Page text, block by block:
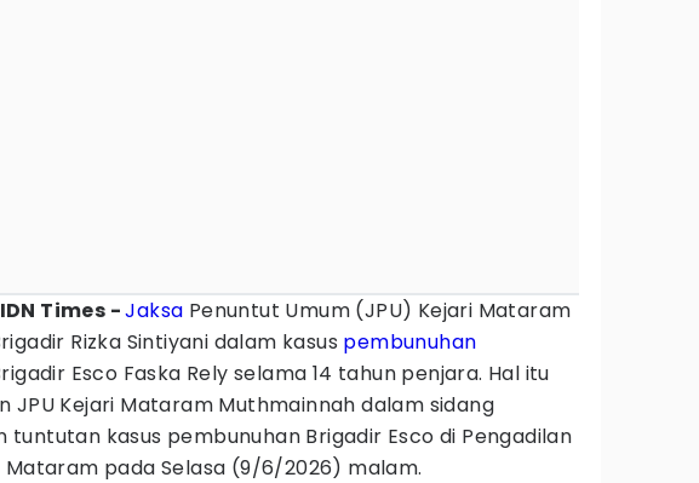
Times -Jaksa Penuntut Umum (JPU) Kejari Mataram
Rizka Sintiyani dalam kasus pembunuhan
Esco Faska Rely selama 14 tahun penjara. Hal itu
JPU Kejari Mataram Muthmainnah dalam sidang
tuntutan kasus pembunuhan Brigadir Esco di Pengadilan
Mataram pada Selasa (9/6/2026) malam.